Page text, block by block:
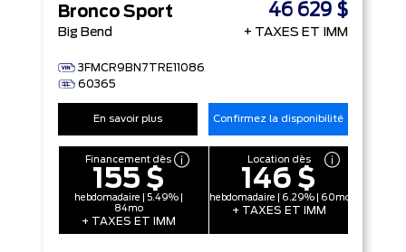
Bronco Sport
Big Bend
3FMCR9BN7TRE11086
60365
46 629 $
+ TAXES ET IMM
En savoir plus Confirmez la disponibilité
Financement dès
155 $
hebdomadaire | 5.49% |
84mo
+ TAXES ET IMM
Location dès
146 $
hebdomadaire | 6.29% | 60mo
+ TAXES ET IMM